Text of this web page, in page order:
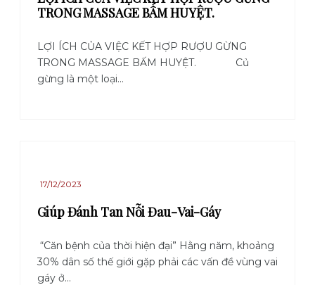
TRONG MASSAGE BẤM HUYỆT.
LỢI ÍCH CỦA VIỆC KẾT HỢP RƯỢU GỪNG
TRONG MASSAGE BẤM HUYỆT. Củ
gừng là một loại...
17/12/2023
Giúp Đánh Tan Nỗi Đau-Vai-Gáy
“Căn bệnh của thời hiện đại” Hằng năm, khoảng
30% dân số thế giới gặp phải các vấn đề vùng vai
gáy ở...